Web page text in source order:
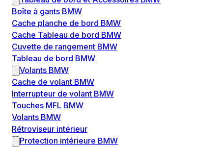
Boîte à gants BMW
Cache planche de bord BMW
Cache Tableau de bord BMW
Cuvette de rangement BMW
Tableau de bord BMW
Volants BMW
Cache de volant BMW
Interrupteur de volant BMW
Touches MFL BMW
Volants BMW
Rétroviseur intérieur
Protection intérieure BMW